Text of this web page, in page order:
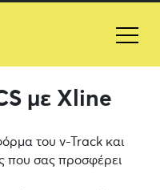
με Xline
του v-Track και
που σας προσφέρει